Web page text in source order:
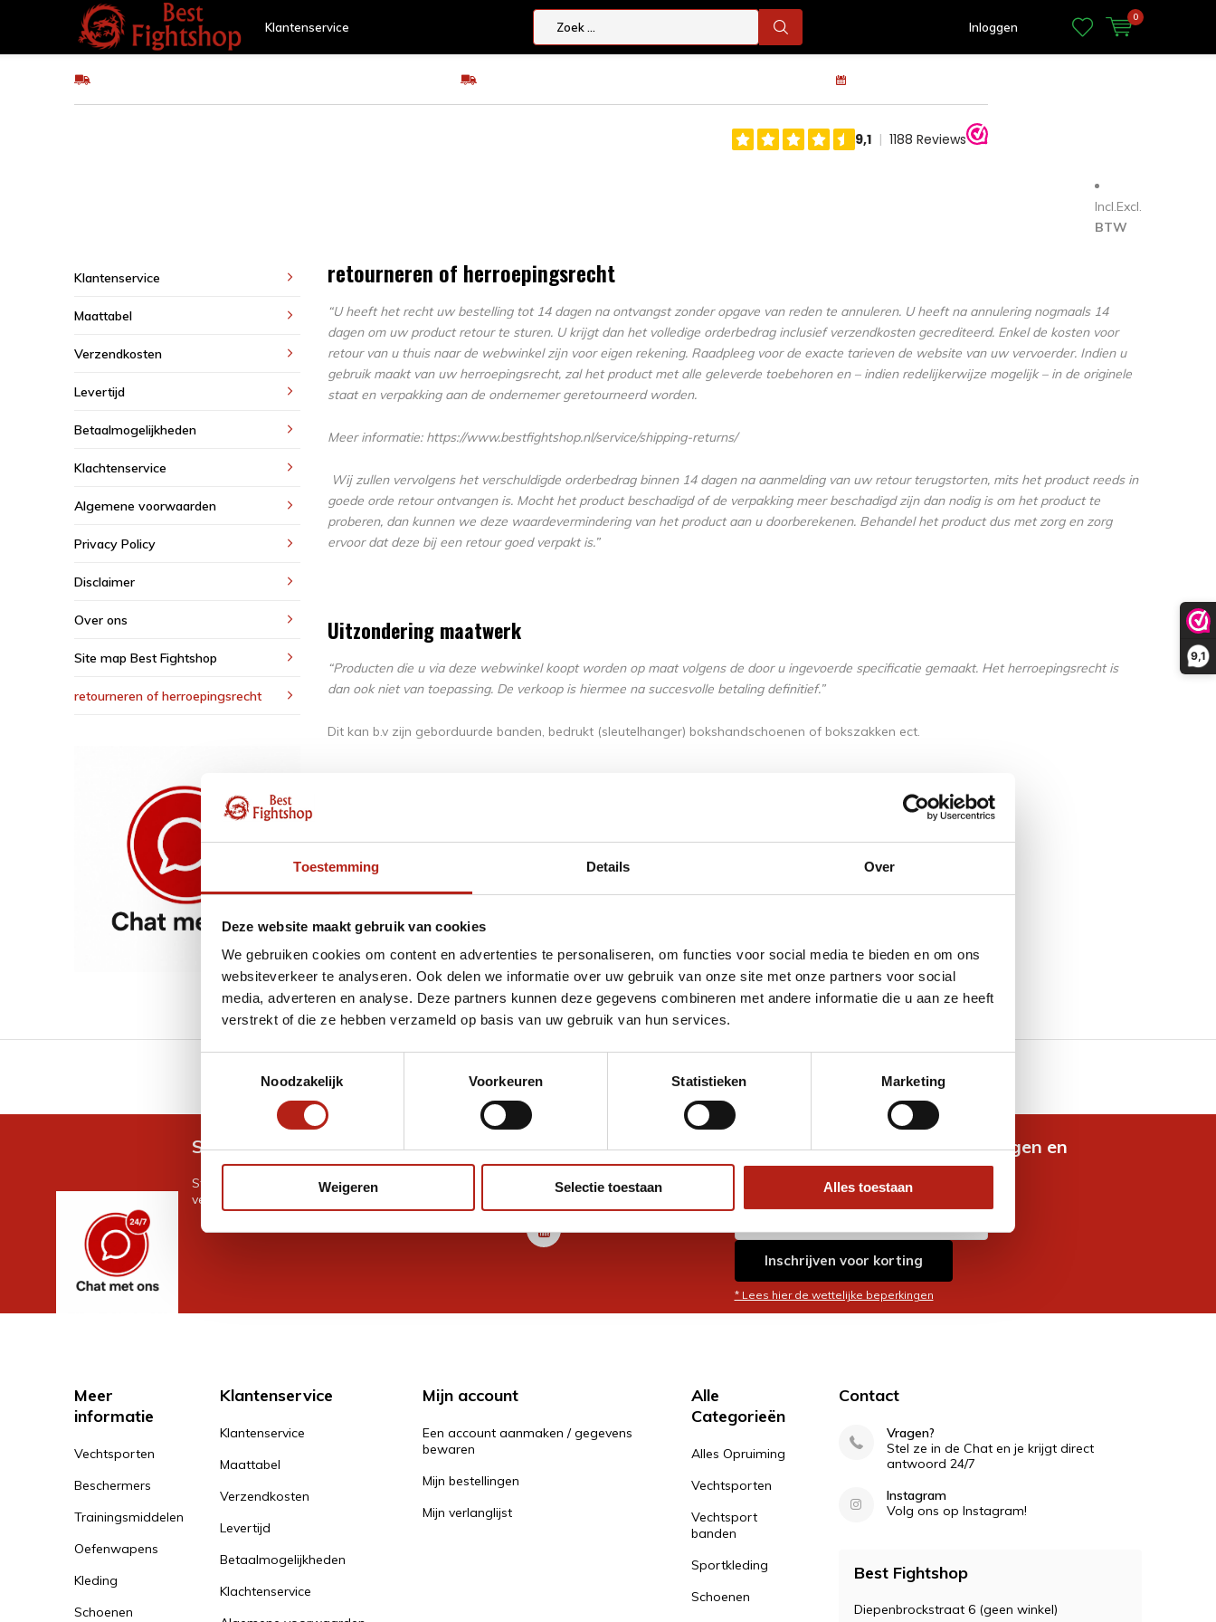
Toestemming Details Over
Deze website maakt gebruik van cookies
We gebruiken cookies om content en advertenties te personaliseren, om functies voor social media te bieden en om ons
websiteverkeer te analyseren. Ook delen we informatie over uw gebruik van onze site met onze partners voor social
media, adverteren en analyse. Deze partners kunnen deze gegevens combineren met andere informatie die u aan ze heeft
verstrekt of die ze hebben verzameld op basis van uw gebruik van hun services.
Noodzakelijk
Voorkeuren Statistieken Marketing
Weigeren Selectie toestaan Alles toestaan
9,1
Klantenservice Inloggen
0
Incl.Excl.
BTW
retourneren of herroepingsrecht
“U heeft het recht uw bestelling tot 14 dagen na ontvangst zonder opgave van reden te annuleren. U heeft na annulering nogmaals 14
dagen om uw product retour te sturen. U krijgt dan het volledige orderbedrag inclusief verzendkosten gecrediteerd. Enkel de kosten voor
retour van u thuis naar de webwinkel zijn voor eigen rekening. Raadpleeg voor de exacte tarieven de website van uw vervoerder. Indien u
gebruik maakt van uw herroepingsrecht, zal het product met alle geleverde toebehoren en – indien redelijkerwijze mogelijk – in de originele
staat en verpakking aan de ondernemer geretourneerd worden.
Meer informatie: https://www.bestfightshop.nl/service/shipping-returns/
Wij zullen vervolgens het verschuldigde orderbedrag binnen 14 dagen na aanmelding van uw retour terugstorten, mits het product reeds in
goede orde retour ontvangen is. Mocht het product beschadigd of de verpakking meer beschadigd zijn dan nodig is om het product te
proberen, dan kunnen we deze waardevermindering van het product aan u doorberekenen. Behandel het product dus met zorg en zorg
ervoor dat deze bij een retour goed verpakt is.”
Uitzondering maatwerk
“Producten die u via deze webwinkel koopt worden op maat volgens de door u ingevoerde specificatie gemaakt. Het herroepingsrecht is
dan ook niet van toepassing. De verkoop is hiermee na succesvolle betaling definitief.”
Dit kan b.v zijn geborduurde banden, bedrukt (sleutelhanger) bokshandschoenen of bokszakken ect.
Klantenservice
Maattabel
Verzendkosten
Levertijd
Betaalmogelijkheden
Klachtenservice
Algemene voorwaarden
Privacy Policy
Disclaimer
Over ons
Site map Best Fightshop
retourneren of herroepingsrecht
GRATIS verzending v.a €75 Eenvoudig ruilen of retour
Snel antwoord op je vraag?
Stel je vraag in de chat, en we helpen je graag
verder. 24/7
Volg ons
Ontvang de nieuwste aanbiedingen en
promoties
Inschrijven voor korting
* Lees hier de wettelijke beperkingen
Meer
informatie
Vechtsporten
Beschermers
Trainingsmiddelen
Oefenwapens
Kleding
Schoenen
Klantenservice
Klantenservice
Maattabel
Verzendkosten
Levertijd
Betaalmogelijkheden
Klachtenservice
Mijn account
Een account aanmaken / gegevens
bewaren
Mijn bestellingen
Mijn verlanglijst
Alle
Categorieën
Alles Opruiming
Vechtsporten
Vechtsport
banden
Sportkleding
Schoenen
Contact
Vragen?
Stel ze in de Chat en je krijgt direct
antwoord 24/7
Instagram
Volg ons op Instagram!
Best Fightshop
Diepenbrockstraat 6 (geen winkel)